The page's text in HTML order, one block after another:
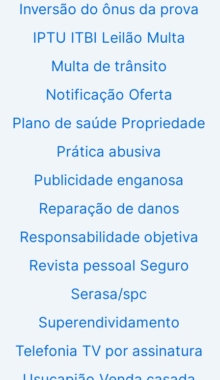
Inversão do ônus da prova
IPTU ITBI Leilão Multa
Multa de trânsito
Notificação Oferta
Plano de saúde Propriedade
Prática abusiva
Publicidade enganosa
Reparação de danos
Responsabilidade objetiva
Revista pessoal Seguro
Serasa/spc
Superendividamento
Telefonia TV por assinatura